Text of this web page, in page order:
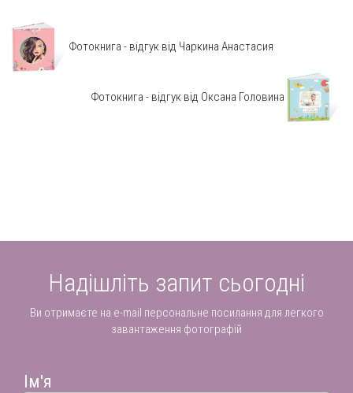
Фотокнига - відгук від Чаркина Анастасия
Фотокнига - відгук від Оксана Головина
Надішліть запит сьогодні
Ви отримаєте на e-mail персональне посилання для легкого
завантаження фотографій
Ім'я